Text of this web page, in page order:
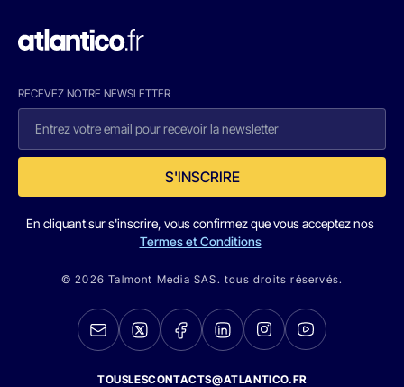
RECEVEZ NOTRE NEWSLETTER
S'INSCRIRE
En cliquant sur s'inscrire, vous confirmez que vous acceptez nos
Termes et Conditions
© 2026 Talmont Media SAS. tous droits réservés.
TOUSLESCONTACTS@ATLANTICO.FR